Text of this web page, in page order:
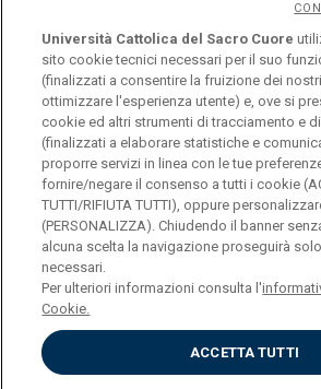
© Università Cattolica del Sacro Cuore
Largo A. Gemelli 1, 20123 Milano
PI 02133120150
ENGLISH
Privacy
Università Cattolica del Sacro Cuore
sito cookie tecnici necessari per il suo
(finalizzati a consentire la fruizione dei
ottimizzare l'esperienza utente) e, ove si
cookie ed altri strumenti di tracciamento e
(finalizzati a elaborare statistiche e
proporre servizi in linea con le tue
fornire/negare il consenso a tutti i cookie
TUTTI/RIFIUTA TUTTI), oppure
(PERSONALIZZA). Chiudendo il banner
alcuna scelta la navigazione proseguirà
necessari.
Per ulteriori informazioni consulta l'
Cookie.
ACCETTA TUTTI